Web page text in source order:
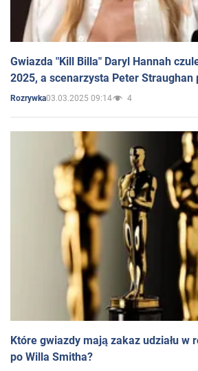
Gwiazda "Kill Billa" Daryl Hannah
2025, a scenarzysta Peter Straughan
Rozrywka03.03.2025 09:14 4
Które gwiazdy mają zakaz udziału w
po Willa Smitha?